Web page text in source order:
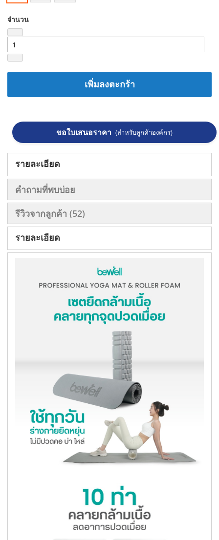
จำนวน
เพิ่มลงตะกร้า
ขอใบเสนอราคา (สำหรับลูกค้าองค์กร)
รายละเอียด
คำถามที่พบบ่อย
รีวิวจากลูกค้า 52
รายละเอียด